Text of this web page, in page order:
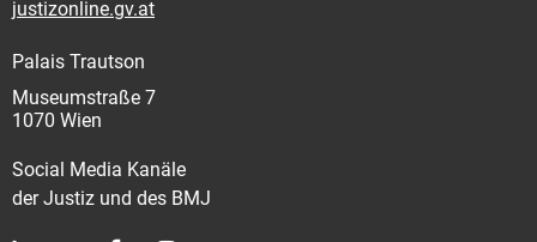
justizonline.gv.at
Palais Trautson
Museumstraße 7
1070 Wien
Social Media Kanäle
der Justiz und des BMJ